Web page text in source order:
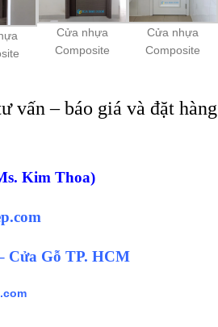
Cửa nhựa
Composite
Cửa nhựa
Composite
vấn – báo giá và đặt hàng
Kim Thoa)
Cửa Gỗ TP. HCM